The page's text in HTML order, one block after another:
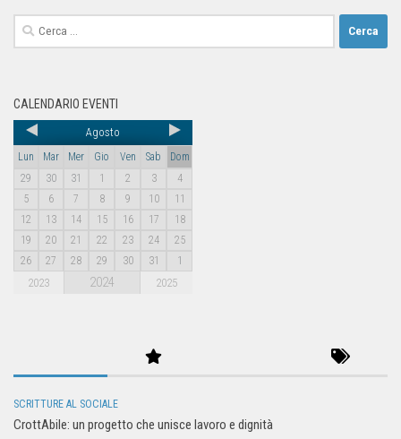
CALENDARIO EVENTI
Agosto
Lun Mar Mer Gio Ven Sab
Dom
29
30 31 1 2 3
4
5
6 7 8 9 10
11
12
13 14 15 16 17
18
19
20 21 22 23 24
25
26
27 28 29 30 31 1
2023 2024 2025
SCRITTURE AL SOCIALE
CrottAbile: un progetto che unisce lavoro e dignità